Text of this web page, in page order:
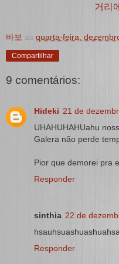
거리
바보 às quarta-feira,
Compartilhar
9 comentários:
Hideki 21 de
UHAHUHAHUahu
Galera não perde
Pior que demorei pra
Responder
sinthia 22 de
Responder